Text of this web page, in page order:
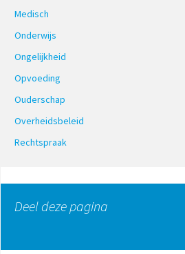
Medisch
Onderwijs
Ongelijkheid
Opvoeding
Ouderschap
Overheidsbeleid
Rechtspraak
Deel deze pagina